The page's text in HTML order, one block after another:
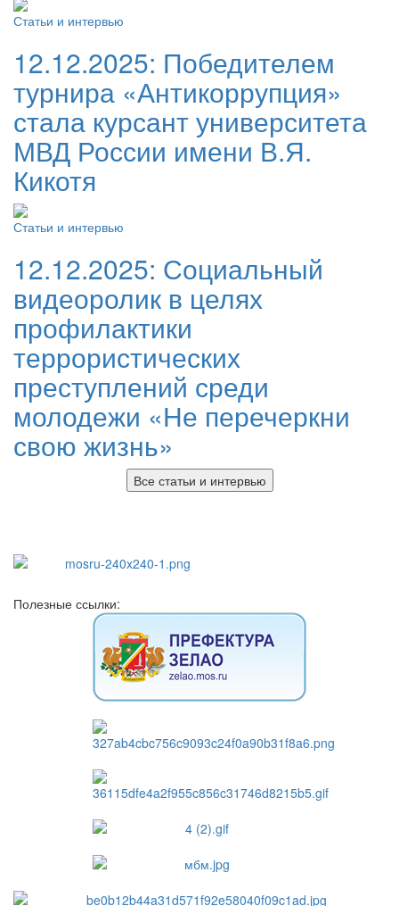
Статьи и интервью
12.12.2025: Победителем
турнира «Антикоррупция»
стала курсант университета
МВД России имени В.Я.
Кикотя
Статьи и интервью
12.12.2025: Социальный
видеоролик в целях
профилактики
террористических
преступлений среди
молодежи «Не перечеркни
свою жизнь»
Все статьи и интервью
Полезные ссылки: